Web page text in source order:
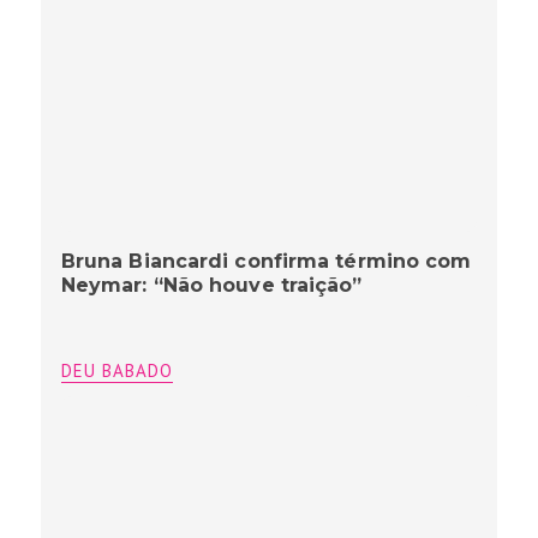
Bruna Biancardi confirma término com
Neymar: “Não houve traição”
DEU BABADO